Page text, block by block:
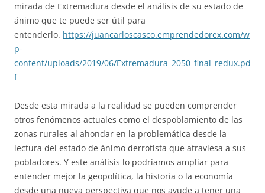
mirada de Extremadura desde el análisis de su estado de
ánimo que te puede ser útil para
entenderlo. https://juancarloscasco.emprendedorex.com/w
p-
content/uploads/2019/06/Extremadura_2050_final_redux.pd
f
Desde esta mirada a la realidad se pueden comprender
otros fenómenos actuales como el despoblamiento de las
zonas rurales al ahondar en la problemática desde la
lectura del estado de ánimo derrotista que atraviesa a sus
pobladores. Y este análisis lo podríamos ampliar para
entender mejor la geopolítica, la historia o la economía
desde una nueva perspectiva que nos ayude a tener una